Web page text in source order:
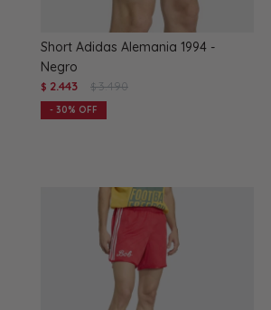
Short Adidas Alemania 1994 -
Negro
$ 2.443 $ 3.490
30